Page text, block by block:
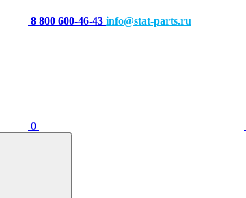
8 800 600-46-43 info@stat-parts.ru
0